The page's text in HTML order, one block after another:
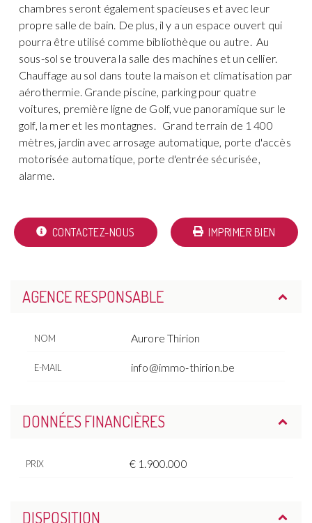
chambres seront également spacieuses et avec leur
propre salle de bain. De plus, il y a un espace ouvert qui
pourra être utilisé comme bibliothèque ou autre. Au
sous-sol se trouvera la salle des machines et un cellier.
Chauffage au sol dans toute la maison et climatisation par
aérothermie. Grande piscine, parking pour quatre
voitures, première ligne de Golf, vue panoramique sur le
golf, la mer et les montagnes. Grand terrain de 1 400
mètres, jardin avec arrosage automatique, porte d'accès
motorisée automatique, porte d'entrée sécurisée,
alarme.
CONTACTEZ-NOUS IMPRIMER BIEN
AGENCE RESPONSABLE
NOM Aurore Thirion
E-MAIL info@immo-thirion.be
DONNÉES FINANCIÈRES
PRIX € 1.900.000
DISPOSITION